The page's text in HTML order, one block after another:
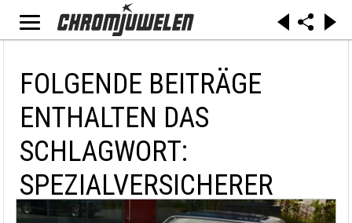
FOLGENDE BEITRÄGE
ENTHALTEN DAS
SCHLAGWORT:
SPEZIALVERSICHERER